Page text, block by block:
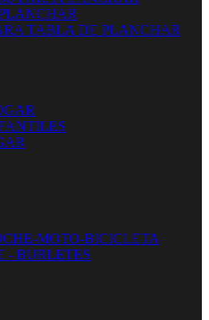
TABLA DE PLANCHAR
MOTO-BICICLETA
- BURLETES